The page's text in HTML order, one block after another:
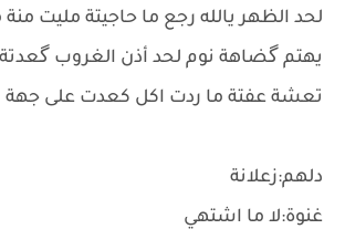
لحد الظهر يالله رجع ما حاجيتة مليت
يهتم گضاهة نوم لحد أذن الغروب
تعشة عفتة ما ردت اكل كعدت على جهة
دلهم:زعلانة
غنوة:لا ما اشتهي